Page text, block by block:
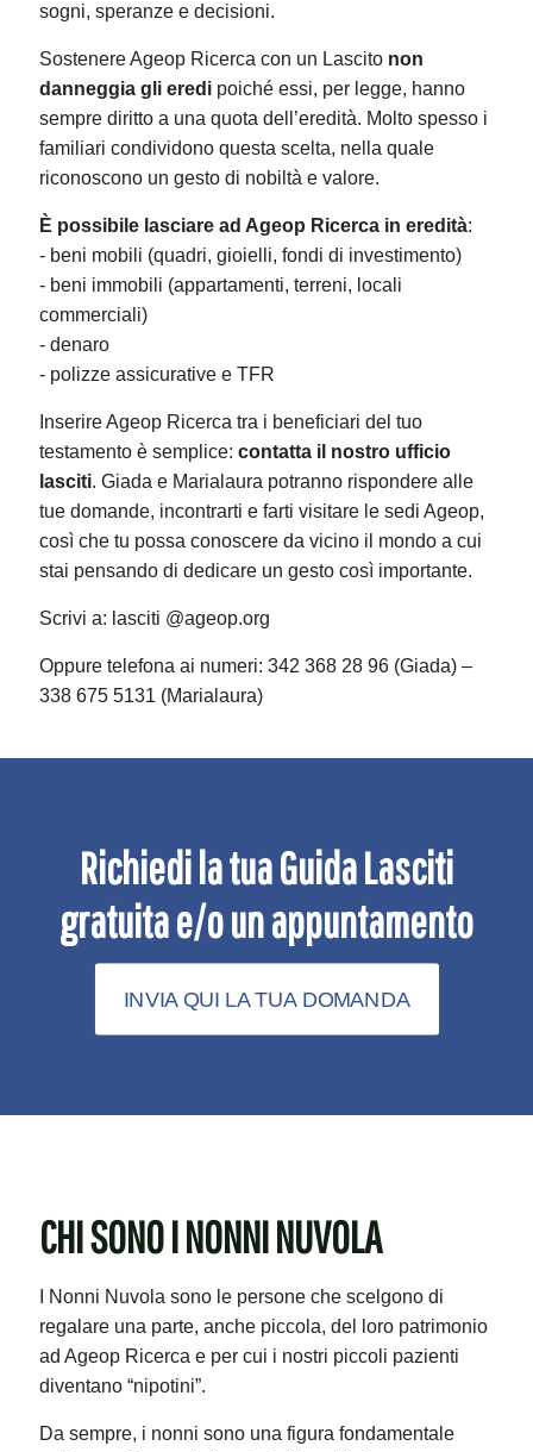
sogni, speranze e decisioni.
Sostenere Ageop Ricerca con un Lascito non
danneggia gli eredi poiché essi, per legge, hanno
sempre diritto a una quota dell’eredità. Molto spesso i
familiari condividono questa scelta, nella quale
riconoscono un gesto di nobiltà e valore.
È possibile lasciare ad Ageop Ricerca in eredità:
- beni mobili (quadri, gioielli, fondi di investimento)
- beni immobili (appartamenti, terreni, locali
commerciali)
- denaro
- polizze assicurative e TFR
Inserire Ageop Ricerca tra i beneficiari del tuo
testamento è semplice: contatta il nostro ufficio
lasciti. Giada e Marialaura potranno rispondere alle
tue domande, incontrarti e farti visitare le sedi Ageop,
così che tu possa conoscere da vicino il mondo a cui
stai pensando di dedicare un gesto così importante.
Scrivi a: lasciti @ageop.org
Oppure telefona ai numeri: 342 368 28 96 (Giada) –
338 675 5131 (Marialaura)
Richiedi la tua Guida Lasciti
gratuita e/o un appuntamento
INVIA QUI LA TUA DOMANDA
CHI SONO I NONNI NUVOLA
I Nonni Nuvola sono le persone che scelgono di
regalare una parte, anche piccola, del loro patrimonio
ad Ageop Ricerca e per cui i nostri piccoli pazienti
diventano “nipotini”.
Da sempre, i nonni sono una figura fondamentale